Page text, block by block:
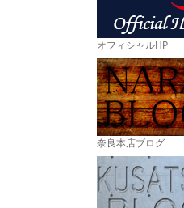
オフィシャルHP
奈良本店ブログ